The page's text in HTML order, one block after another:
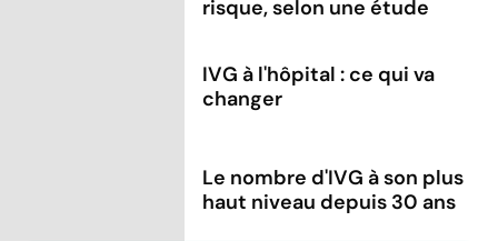
risque, selon une étude
IVG à l'hôpital : ce qui va
changer
Le nombre d'IVG à son plus
haut niveau depuis 30 ans